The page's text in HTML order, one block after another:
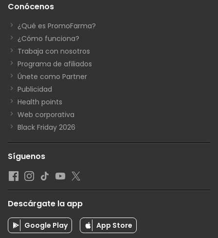
Conócenos
¿Qué es PromoFarma?
¿Cómo funciona?
Trabaja con nosotros
Programa de afiliados
Únete como Partner
Publicidad
Health points
Web corporativa
Black Friday 2026
Síguenos
Descárgate la app
Google Play App Store